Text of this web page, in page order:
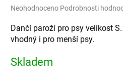
Průměrné
produktu
je
z
5
Neohodnoceno Podrobnosti
Dančí paroží pro psy velikost
vhodný i pro menší psy.
Skladem